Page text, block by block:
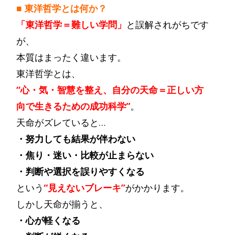
■ 東洋哲学とは何か？
「東洋哲学＝難しい学問」 と誤解されがちです
が、
本質はまったく違います。
東洋哲学とは、
“心・気・智慧を整え、自分の天命＝正しい方
向で生きるための成功科学”。
天命がズレていると…
・努力しても結果が伴わない
・焦り・迷い・比較が止まらない
・判断や選択を誤りやすくなる
という“見えないブレーキ”がかかります。
しかし天命が揃うと、
・心が軽くなる